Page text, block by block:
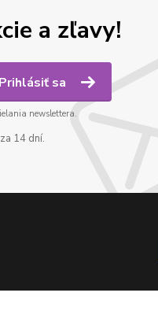
a zľavy!
Prihlásiť sa
newslettera.
14 dní.